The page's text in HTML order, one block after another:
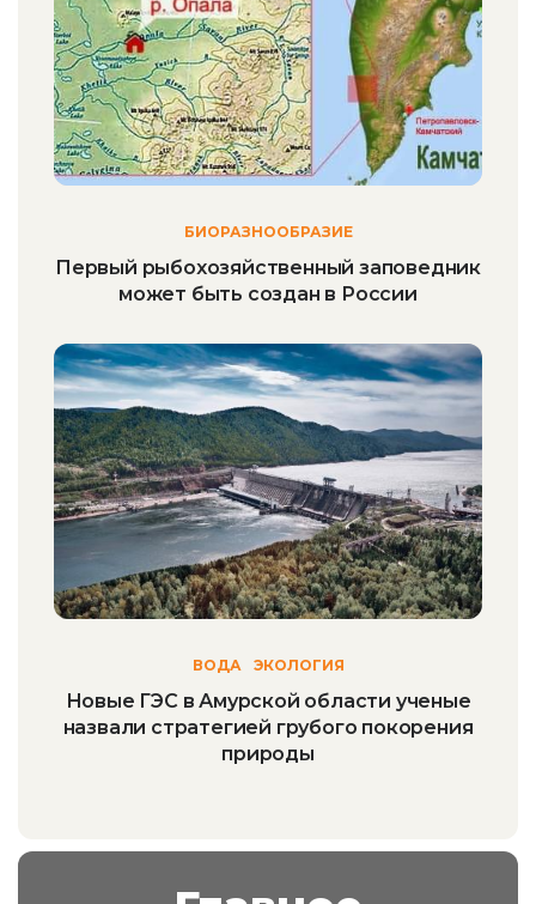
БИОРАЗНООБРАЗИЕ
Первый рыбохозяйственный заповедник
может быть создан в России
ВОДА ЭКОЛОГИЯ
Новые ГЭС в Амурской области ученые
назвали стратегией грубого покорения
природы